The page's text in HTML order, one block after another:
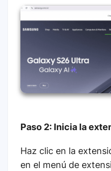
Paso 2: Inicia la
Haz clic en la
en el menú de